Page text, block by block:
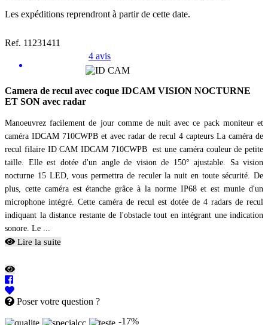
Les expéditions reprendront à partir de cette date.
Ref. 11231411
4 avis
Camera de recul avec coque IDCAM VISION NOCTURNE
ET SON avec radar
Manoeuvrez facilement de jour comme de nuit avec ce pack moniteur et
caméra IDCAM 710CWPB et avec radar de recul 4 capteurs La caméra de
recul filaire ID CAM IDCAM 710CWPB est une caméra couleur de petite
taille. Elle est dotée d'un angle de vision de 150° ajustable. Sa vision
nocturne 15 LED, vous permettra de reculer la nuit en toute sécurité. De
plus, cette caméra est étanche grâce à la norme IP68 et est munie d'un
microphone intégré. Cette caméra de recul est dotée de 4 radars de recul
indiquant la distance restante de l'obstacle tout en intégrant une indication
sonore. Le ...
Lire la suite
Poser votre question ?
-17%